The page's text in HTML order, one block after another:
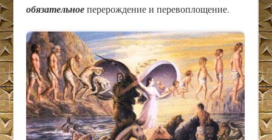
обязательноеперерождение и перевоплощение.